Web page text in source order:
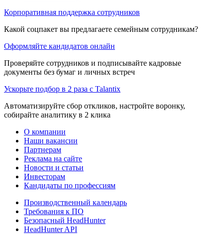
Корпоративная поддержка сотрудников
Какой соцпакет вы предлагаете семейным сотрудникам?
Оформляйте кандидатов онлайн
Проверяйте сотрудников и подписывайте кадровые
документы без бумаг и личных встреч
Ускорьте подбор в 2 раза с Talantix
Автоматизируйте сбор откликов, настройте воронку,
собирайте аналитику в 2 клика
О компании
Наши вакансии
Партнерам
Реклама на сайте
Новости и статьи
Инвесторам
Кандидаты по профессиям
Производственный календарь
Требования к ПО
Безопасный HeadHunter
HeadHunter API